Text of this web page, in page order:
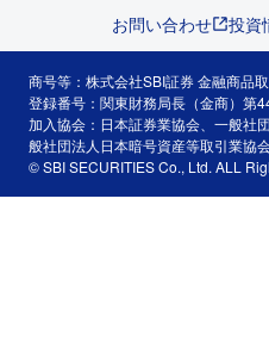
お問い合わせ 投資
商号等：株式会社SBI証券 金融商品
登録番号：関東財務局長（金商）第
加入協会：日本証券業協会、一般社
般社団法人日本暗号資産等取引業協
© SBI SECURITIES Co., Ltd. ALL